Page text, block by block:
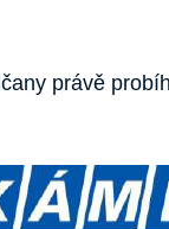
právě